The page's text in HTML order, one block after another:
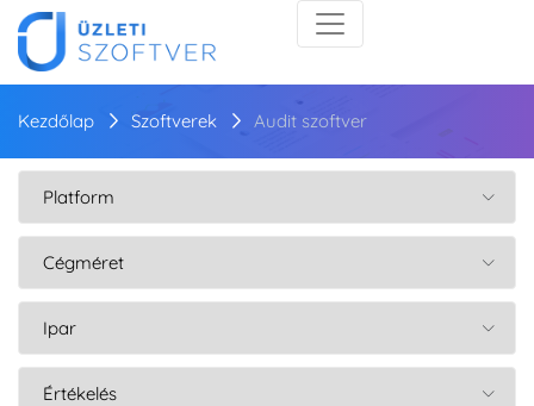
Kezdőlap Szoftverek Audit szoftver